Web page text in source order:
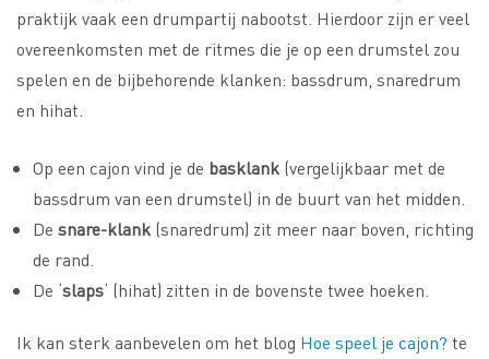
praktijk vaak een drumpartij nabootst. Hierdoor zijn er veel
overeenkomsten met de ritmes die je op een drumstel zou
spelen en de bijbehorende klanken: bassdrum, snaredrum
en hihat.
Op een cajon vind je de basklank (vergelijkbaar met de
bassdrum van een drumstel) in de buurt van het midden.
De snare-klank (snaredrum) zit meer naar boven, richting
de rand.
De ‘slaps‘ (hihat) zitten in de bovenste twee hoeken.
Ik kan sterk aanbevelen om het blog Hoe speel je cajon? te